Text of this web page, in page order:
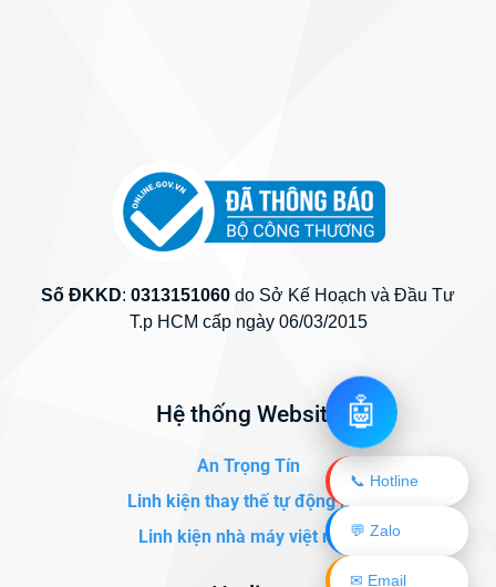
Số ĐKKD: 0313151060 do Sở Kế Hoạch và Đầu Tư
T.p HCM cấp ngày 06/03/2015
Hệ thống Website
An Trọng Tín
Linh kiện thay thế tự động hóa
Linh kiện nhà máy việt nam
🤖
📞 Hotline
💬 Zalo
✉ Email